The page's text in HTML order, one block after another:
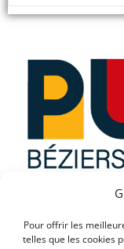
Pour offrir les
telles que les cookies